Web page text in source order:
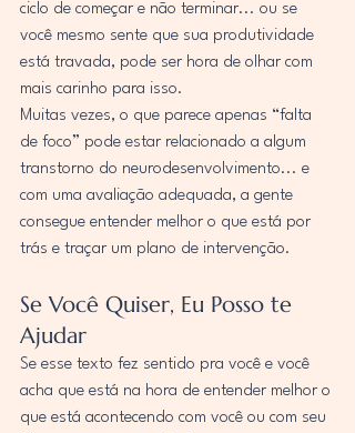
ciclo de começar e não terminar... ou se
você mesmo sente que sua produtividade
está travada, pode ser hora de olhar com
mais carinho para isso.
Muitas vezes, o que parece apenas “falta
de foco” pode estar relacionado a algum
transtorno do neurodesenvolvimento... e
com uma avaliação adequada, a gente
consegue entender melhor o que está por
trás e traçar um plano de intervenção.
Se Você Quiser, Eu Posso te
Ajudar
Se esse texto fez sentido pra você e você
acha que está na hora de entender melhor o
que está acontecendo com você ou com seu